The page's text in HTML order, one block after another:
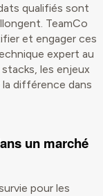
qualifiés sont
TeamCo
et engager ces
expert au
les enjeux
différence dans
un marché
pour les